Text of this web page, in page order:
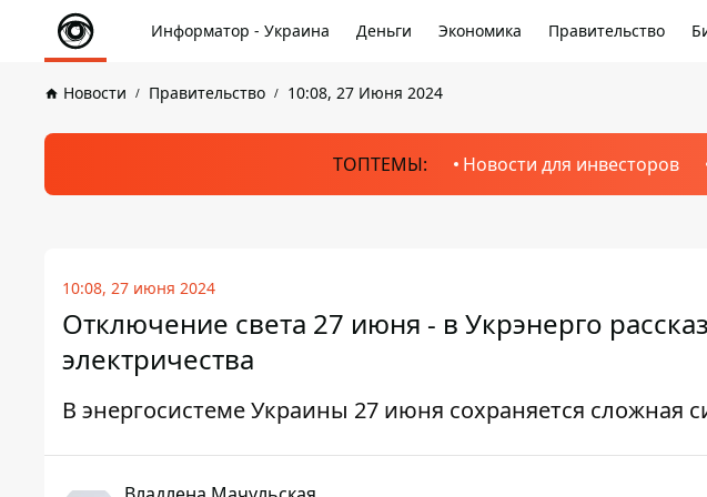
Информатор - Украина Деньги Экономика Правительство
Новости Правительство 10:08, 27 Июня 2024
ТОПТЕМЫ: Новости для инвесторов
10:08, 27 июня 2024
Отключение света 27 июня - в Укрэнерго
электричества
В энергосистеме Украины 27 июня сохраняется сложная